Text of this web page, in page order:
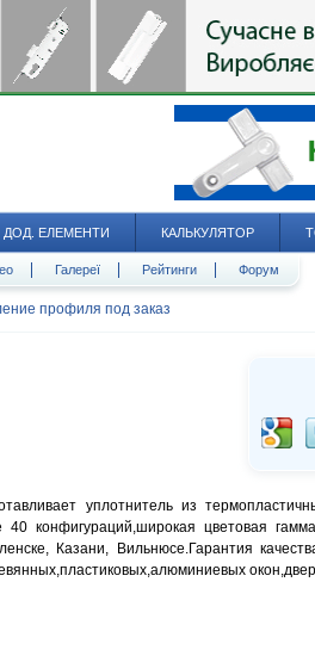
ДОД. ЕЛЕМЕНТИ КАЛЬКУЛЯТОР
Галереї Рейтинги Форум
профиля под заказ
уплотнитель из
конфигураций,широкая цветовая
Казани, Вильнюсе.Гарантия